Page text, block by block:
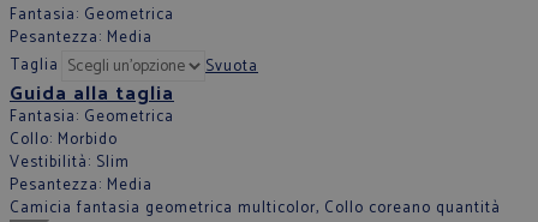
Fantasia: Geometrica
Pesantezza: Media
Taglia
Svuota
Guida alla taglia
Fantasia: Geometrica
Collo: Morbido
Vestibilità: Slim
Pesantezza: Media
Camicia fantasia geometrica multicolor, Collo coreano quantità